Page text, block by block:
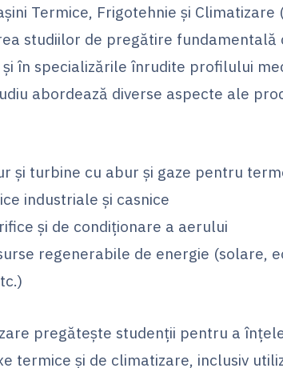
Termice, Frigotehnie și Climatizare
studiilor de pregătire fundamentală
în specializările înrudite profilului
abordează diverse aspecte ale
și turbine cu abur și gaze pentru
industriale și casnice
și de condiționare a aerului
regenerabile de energie (solare,
pregătește studenții pentru a
termice și de climatizare, inclusiv